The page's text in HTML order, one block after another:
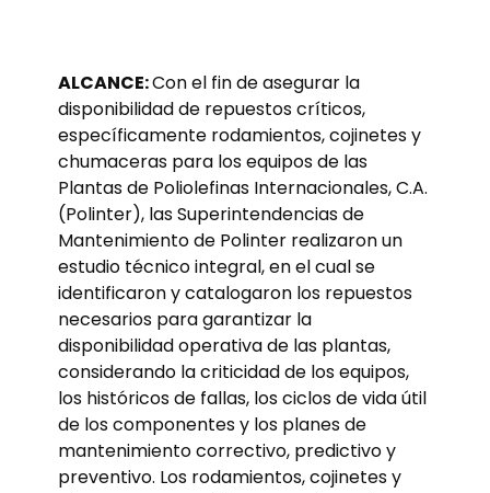
ALCANCE:Con el fin de asegurar la
disponibilidad de repuestos críticos,
específicamente rodamientos, cojinetes y
chumaceras para los equipos de las
Plantas de Poliolefinas Internacionales, C.A.
(Polinter), las Superintendencias de
Mantenimiento de Polinter realizaron un
estudio técnico integral, en el cual se
identificaron y catalogaron los repuestos
necesarios para garantizar la
disponibilidad operativa de las plantas,
considerando la criticidad de los equipos,
los históricos de fallas, los ciclos de vida útil
de los componentes y los planes de
mantenimiento correctivo, predictivo y
preventivo. Los rodamientos, cojinetes y